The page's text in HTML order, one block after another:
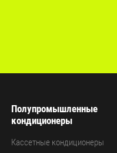
Полупромышленные
кондиционеры
Кассетные кондиционеры